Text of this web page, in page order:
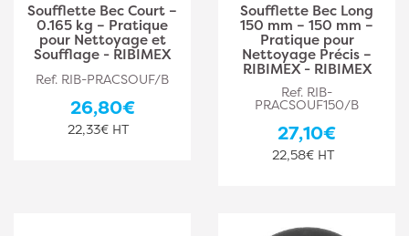
Soufflette Bec Court –
0.165 kg – Pratique
pour Nettoyage et
Soufflage - RIBIMEX
Ref. RIB-PRACSOUF/B
26,80€
22,33€ HT
Soufflette Bec Long
150 mm – 150 mm –
Pratique pour
Nettoyage Précis –
RIBIMEX - RIBIMEX
Ref. RIB-
PRACSOUF150/B
27,10€
22,58€ HT